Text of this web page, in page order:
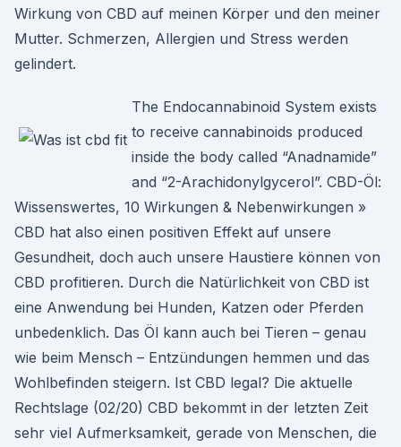
Wirkung von CBD auf meinen Körper und den meiner
Mutter. Schmerzen, Allergien und Stress werden
gelindert.
The Endocannabinoid System exists
to receive cannabinoids produced
inside the body called “Anadnamide”
and “2-Arachidonylgycerol”. CBD-Öl:
Wissenswertes, 10 Wirkungen & Nebenwirkungen »
CBD hat also einen positiven Effekt auf unsere
Gesundheit, doch auch unsere Haustiere können von
CBD profitieren. Durch die Natürlichkeit von CBD ist
eine Anwendung bei Hunden, Katzen oder Pferden
unbedenklich. Das Öl kann auch bei Tieren – genau
wie beim Mensch – Entzündungen hemmen und das
Wohlbefinden steigern. Ist CBD legal? Die aktuelle
Rechtslage (02/20) CBD bekommt in der letzten Zeit
sehr viel Aufmerksamkeit, gerade von Menschen, die